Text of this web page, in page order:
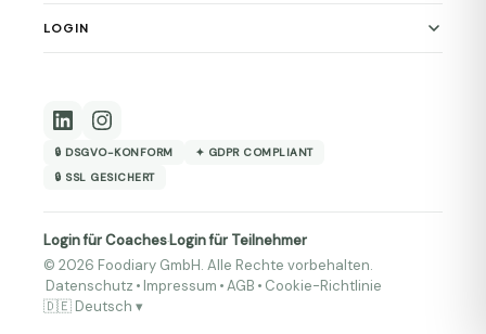
LOGIN
🔒 DSGVO-KONFORM
✦ GDPR COMPLIANT
🔒 SSL GESICHERT
Login für Coaches·Login für Teilnehmer
© 2026 Foodiary GmbH. Alle Rechte vorbehalten.
Datenschutz • Impressum •AGB • Cookie-Richtlinie
🇩🇪 Deutsch ▾